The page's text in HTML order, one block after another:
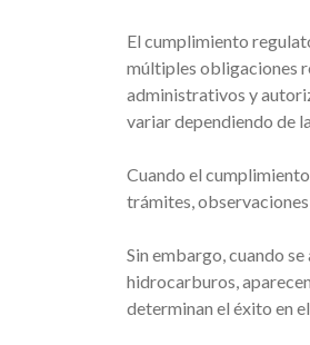
El cumplimiento
múltiples obligaciones
administrativos y
variar dependiendo de
Cuando el
trámites,
Sin embargo, cuando
hidrocarburos,
determinan el éxito en